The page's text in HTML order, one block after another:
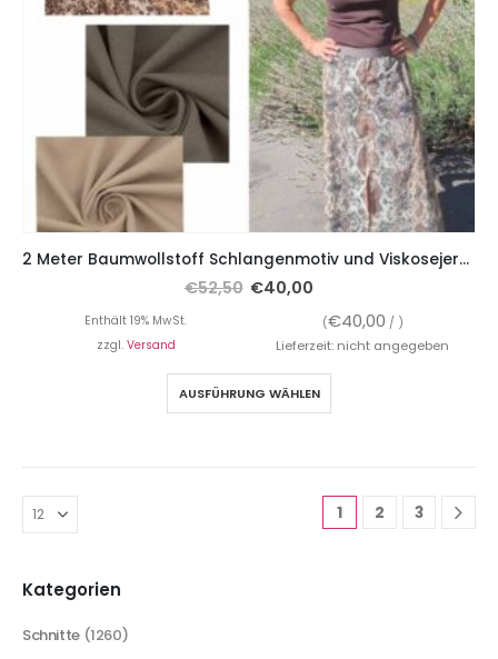
2 Meter Baumwollstoff Schlangenmotiv und Viskosejersey mit Struktur
€52,50 €40,00
Enthält 19% MwSt. (€40,00 / )
zzgl. Versand Lieferzeit: nicht angegeben
AUSFÜHRUNG WÄHLEN
1 2 3
Kategorien
Schnitte (1260)